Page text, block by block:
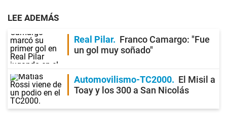
LEE ADEMÁS
Real Pilar
Franco Camargo: "Fue
un gol muy soñado"
Automovilismo-TC2000
El Misil a
Toay y los 300 a San Nicolás